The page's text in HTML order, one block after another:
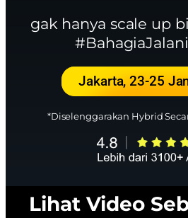
gak hanya scale up
Jakarta, 23-25
*Diselenggarakan Hybrid
Lihat Video